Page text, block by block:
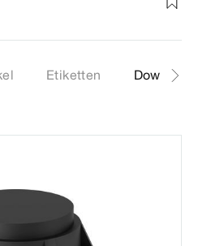
Etiketten